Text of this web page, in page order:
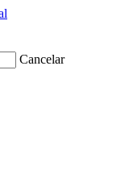
Cancelar